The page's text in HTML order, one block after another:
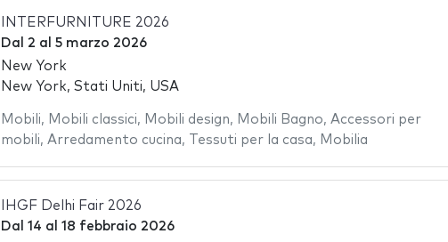
INTERFURNITURE 2026
Dal 2 al 5 marzo 2026
New York
New York, Stati Uniti, USA
Mobili, Mobili classici, Mobili design, Mobili Bagno, Accessori per
mobili, Arredamento cucina, Tessuti per la casa, Mobilia
IHGF Delhi Fair 2026
Dal 14 al 18 febbraio 2026